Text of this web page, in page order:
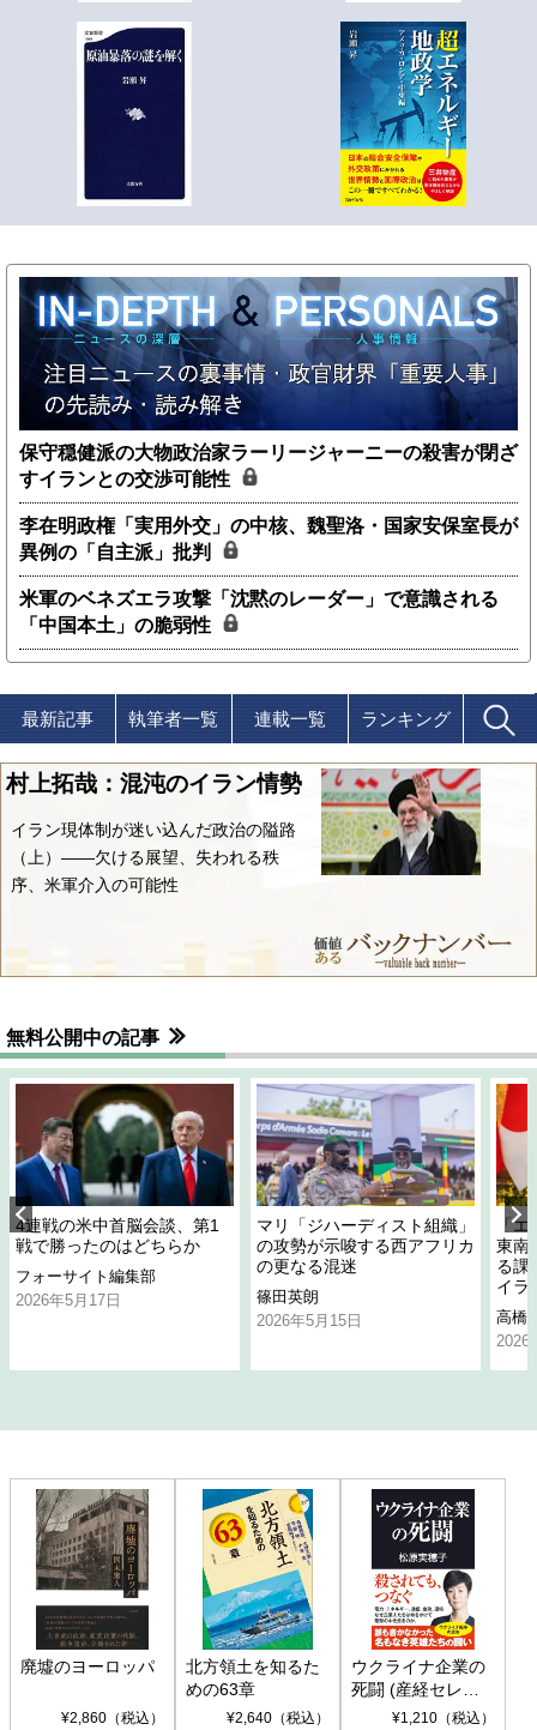
保守穏健派の大物政治家ラーリージャーニーの殺害が閉ざ
すイランとの交渉可能性
李在明政権「実用外交」の中核、魏聖洛・国家安保室長が
異例の「自主派」批判
米軍のベネズエラ攻撃「沈黙のレーダー」で意識される
「中国本土」の脆弱性
最新記事 執筆者一覧 連載一覧 ランキング
村上拓哉：混沌のイラン情勢
イラン現体制が迷い込んだ政治の隘路
（上）――欠ける展望、失われる秩
序、米軍介入の可能性
無料公開中の記事
4連戦の米中首脳会談、第1
戦で勝ったのはどちらか
フォーサイト編集部
2026年5月17日
マリ「ジハーディスト組織」
の攻勢が示唆する西アフリカ
の更なる混迷
篠田英朗
2026年5月15日
「
東南
る課
イラ
高橋
2026
廃墟のヨーロッパ
¥2,860（税込）
北方領土を知るた
めの63章
¥2,640（税込）
ウクライナ企業の
死闘 (産経セレク
ト S 039)¥1,210（税込）